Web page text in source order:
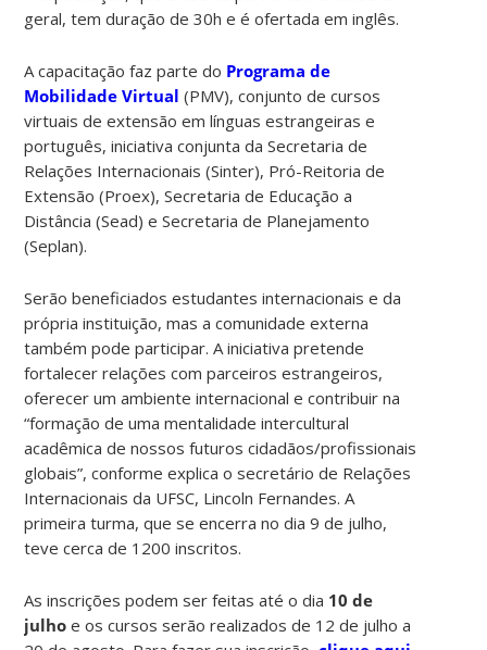
geral, tem duração de 30h e é ofertada em inglês.
A capacitação faz parte do Programa de
Mobilidade Virtual(PMV), conjunto de cursos
virtuais de extensão em línguas estrangeiras e
português, iniciativa conjunta da Secretaria de
Relações Internacionais (Sinter), Pró-Reitoria de
Extensão (Proex), Secretaria de Educação a
Distância (Sead) e Secretaria de Planejamento
(Seplan).
Serão beneficiados estudantes internacionais e da
própria instituição, mas a comunidade externa
também pode participar. A iniciativa pretende
fortalecer relações com parceiros estrangeiros,
oferecer um ambiente internacional e contribuir na
“formação de uma mentalidade intercultural
acadêmica de nossos futuros cidadãos/profissionais
globais”, conforme explica o secretário de Relações
Internacionais da UFSC, Lincoln Fernandes. A
primeira turma, que se encerra no dia 9 de julho,
teve cerca de 1200 inscritos.
As inscrições podem ser feitas até o dia 10 de
julho e os cursos serão realizados de 12 de julho a